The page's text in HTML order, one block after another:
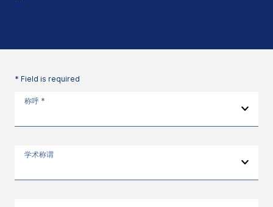
* Field is required
称呼 *
学术称谓